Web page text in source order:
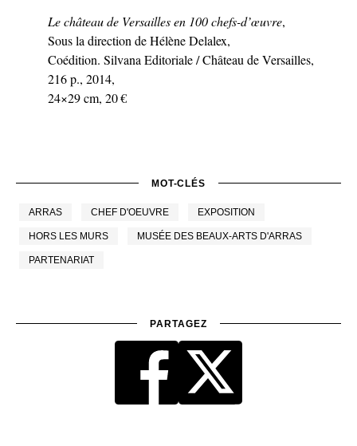
Le château de Versailles en 100 chefs-d’œuvre,
Sous la direction de Hélène Delalex,
Coédition. Silvana Editoriale / Château de Versailles,
216 p., 2014,
24×29 cm, 20 €
MOT-CLÉS
ARRAS CHEF D'OEUVRE EXPOSITION
HORS LES MURS MUSÉE DES BEAUX-ARTS D'ARRAS
PARTENARIAT
PARTAGEZ